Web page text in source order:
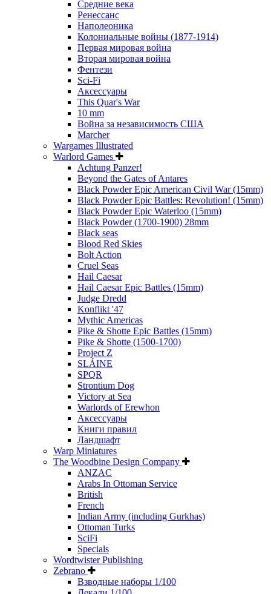
Средние века
Ренессанс
Наполеоника
Колониальные войны (1877-1914)
Первая мировая война
Вторая мировая война
Фентези
Sci-Fi
Аксессуары
This Quar's War
10 mm
Война за независимость США
Marcher
Wargames Illustrated
Warlord Games
Achtung Panzer!
Beyond the Gates of Antares
Black Powder Epic American Civil War (15mm)
Black Powder Epic Battles: Revolution! (15mm)
Black Powder Epic Waterloo (15mm)
Black Powder (1700-1900) 28mm
Black seas
Blood Red Skies
Bolt Action
Cruel Seas
Hail Caesar
Hail Caesar Epic Battles (15mm)
Judge Dredd
Konflikt '47
Mythic Americas
Pike & Shotte Epic Battles (15mm)
Pike & Shotte (1500-1700)
Project Z
SLÁINE
SPQR
Strontium Dog
Victory at Sea
Warlords of Erewhon
Аксессуары
Книги правил
Ландшафт
Warp Miniatures
The Woodbine Design Company
ANZAC
Arabs In Ottoman Service
British
French
Indian Army (including Gurkhas)
Ottoman Turks
SciFi
Specials
Wordtwister Publishing
Zebrano
Взводные наборы 1/100